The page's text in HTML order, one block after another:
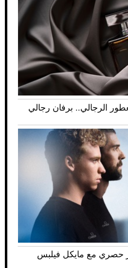
الرجالي.. برفان رجالي
حصري مع مايكل فيلبس